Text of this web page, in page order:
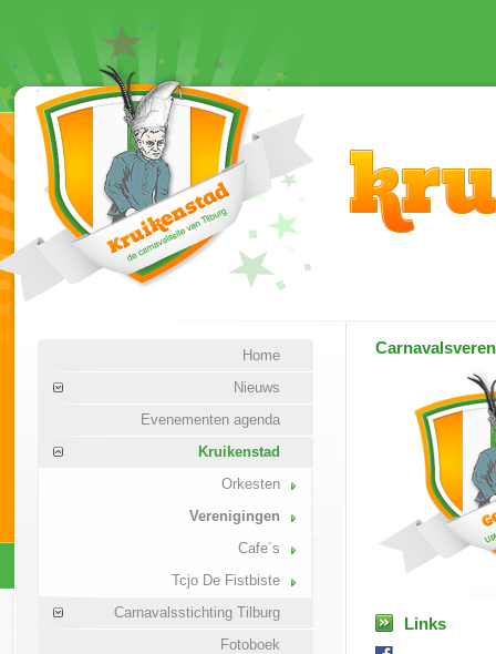
Home
Nieuws
Evenementen agenda
Kruikenstad
Orkesten
Verenigingen
Cafe´s
Tcjo De Fistbiste
Carnavalsstichting Tilburg
Fotoboek
Links